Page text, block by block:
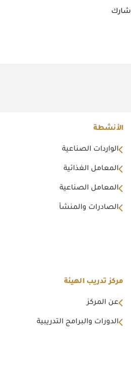
شارك
الأنشطة
الواردات الصناعية
المعامل الغذائية
المعامل الصناعية
الصادرات والمنشأ
مركز تدريب الهيئة
عن المركز
الدورات والبرامج التدريبية